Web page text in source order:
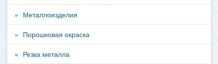
Металлоизделия
Порошковая окраска
Резка металла